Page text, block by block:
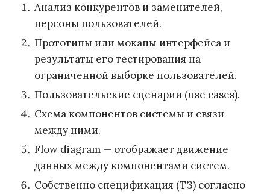
Анализ конкурентов и заменителей,
персоны пользователей.
Прототипы или мокапы интерфейса и
результаты его тестирования на
ограниченной выборке пользователей.
Пользовательские сценарии (use cases).
Схема компонентов системы и связи
между ними.
Flow diagram — отображает движение
данных между компонентами систем.
Собственно спецификация (ТЗ) согласно